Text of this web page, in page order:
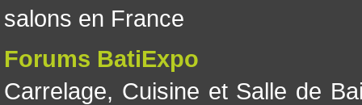
salons en France
Forums BatiExpo
Carrelage, Cuisine et Salle de